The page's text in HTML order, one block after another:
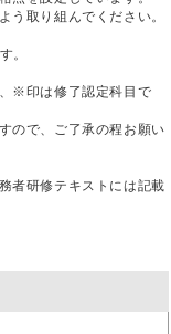
う取り組んでください。
。
※印は修了認定科目で
ので、ご了承の程お願い
者研修テキストには記載